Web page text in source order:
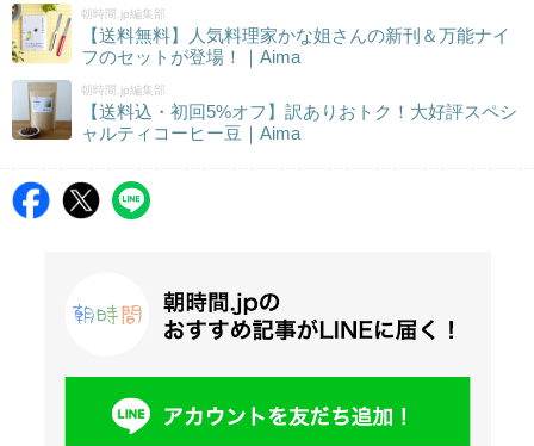
朝時間.jp編集部
【送料無料】人気料理家かな姐さんの新刊＆万能ナイ
フのセットが登場！｜Aima
朝時間.jp編集部
【送料込・初回5%オフ】訳ありおトク！大好評スペシ
ャルティコーヒー豆｜Aima